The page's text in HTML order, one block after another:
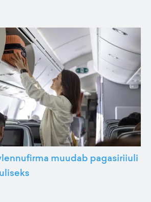
muudab pagasiriiuli